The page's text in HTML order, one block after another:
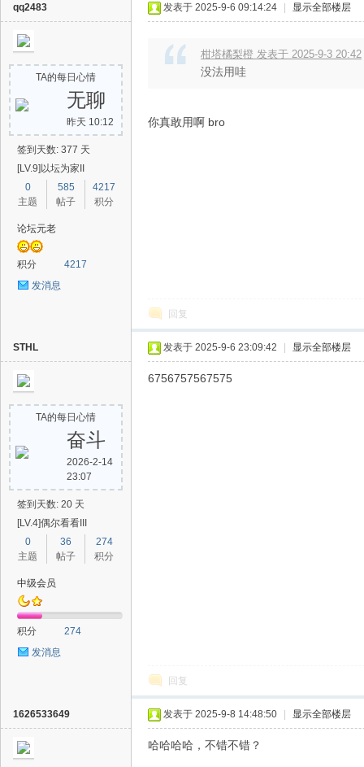
qq2483
TA的每日心情
无聊
昨天 10:12
签到天数: 377 天
[LV.9]以坛为家II
0
主题
585
帖子
4217
积分
论坛元老
积分
4217
发消息
发表于 2025-9-6 09:14:24 显示全部楼层
柑塔橘梨橙 发表于 2025-9-3 20:42
没法用哇
你真敢用啊 bro
回复
STHL
TA的每日心情
奋斗
2026-2-14
23:07
签到天数: 20 天
[LV.4]偶尔看看III
0
主题
36
帖子
274
积分
中级会员
积分
274
发消息
发表于 2025-9-6 23:09:42 显示全部楼层
6756757567575
回复
1626533649 发表于 2025-9-8 14:48:50 显示全部楼层
哈哈哈哈，不错不错？